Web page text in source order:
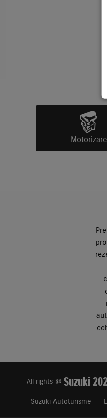
All rights @ Suzuki
Suzuki Autoturisme